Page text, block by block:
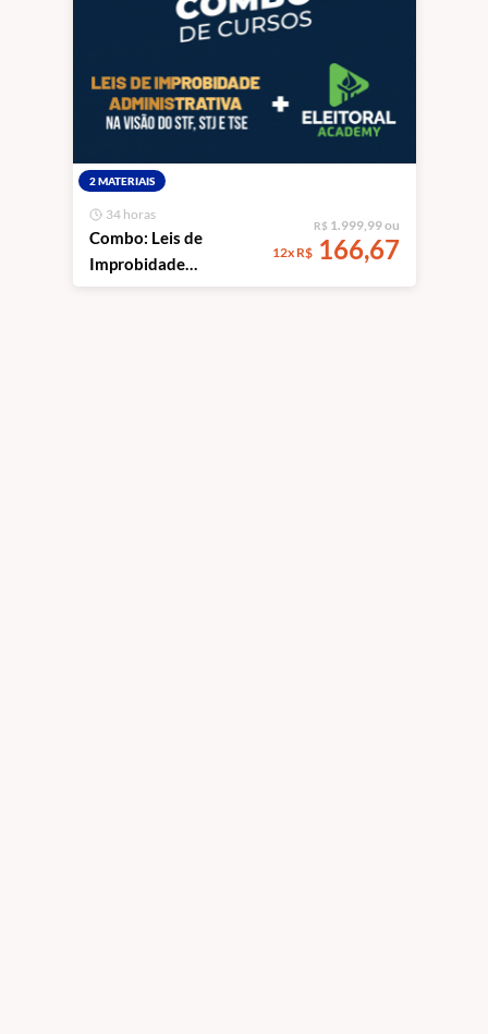
+ Prática Penal
Eleitoral - Aspectos
Processuais
2 MATERIAIS
34 horas
Combo: Leis de
Improbidade
Administrativa na
R$ 1.999,99 ou
12x R$166,67